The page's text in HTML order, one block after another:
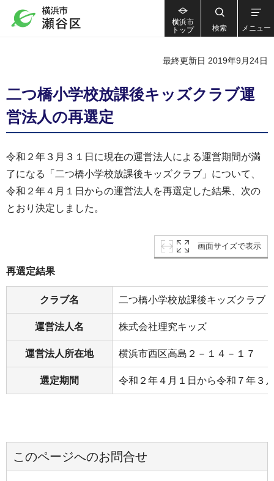
横浜市
トップ
検索 メニュー
最終更新日 2019年9月24日
二つ橋小学校放課後キッズクラブ運
営法人の再選定
令和２年３月３１日に現在の運営法人による運営期間が満
了になる「二つ橋小学校放課後キッズクラブ」について、
令和２年４月１日からの運営法人を再選定した結果、次の
とおり決定しました。
画面サイズで表示
再選定結果
クラブ名 二つ橋小学校放課後キッズクラブ
運営法人名 株式会社理究キッズ
運営法人所在地 横浜市西区高島２－１４－１７
選定期間 令和２年４月１日から令和７年３
このページへのお問合せ